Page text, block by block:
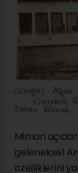
Mimari
geleneksel
özelliklerini